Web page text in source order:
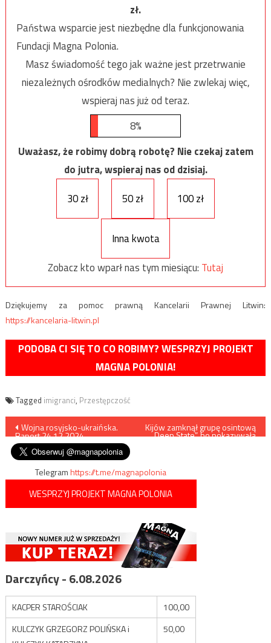
zł.
Państwa wsparcie jest niezbędne dla funkcjonowania
Fundacji Magna Polonia.
Masz świadomość tego jak ważne jest przetrwanie
niezależnych ośrodków medialnych? Nie zwlekaj więc,
wspieraj nas już od teraz.
8%
Uważasz, że robimy dobrą robotę? Nie czekaj zatem
do jutra, wspieraj nas od dzisiaj.
30 zł
50 zł 100 zł
Inna kwota
Zobacz kto wparł nas tym miesiącu: Tutaj
Dziękujemy za pomoc prawną Kancelarii Prawnej Litwin:
https://kancelaria-litwin.pl
PODOBA CI SIĘ TO CO ROBIMY? WESPRZYJ PROJEKT
MAGNA POLONIA!
Tagged imigranci, Przestępczość
Nawigacja
wpisu
Wojna rosyjsko-ukraińska.
Raport 24.12.2024
Kijów zamknął grupę osintową
„Deep State”, bo pokazywała
Telegramhttps://t.me/magnapolonia
WESPRZYJ PROJEKT MAGNA POLONIA
Darczyńcy - 6.08.2026
KACPER STAROŚCIAK
100,00
KULCZYK GRZEGORZ POLIŃSKA i
50,00